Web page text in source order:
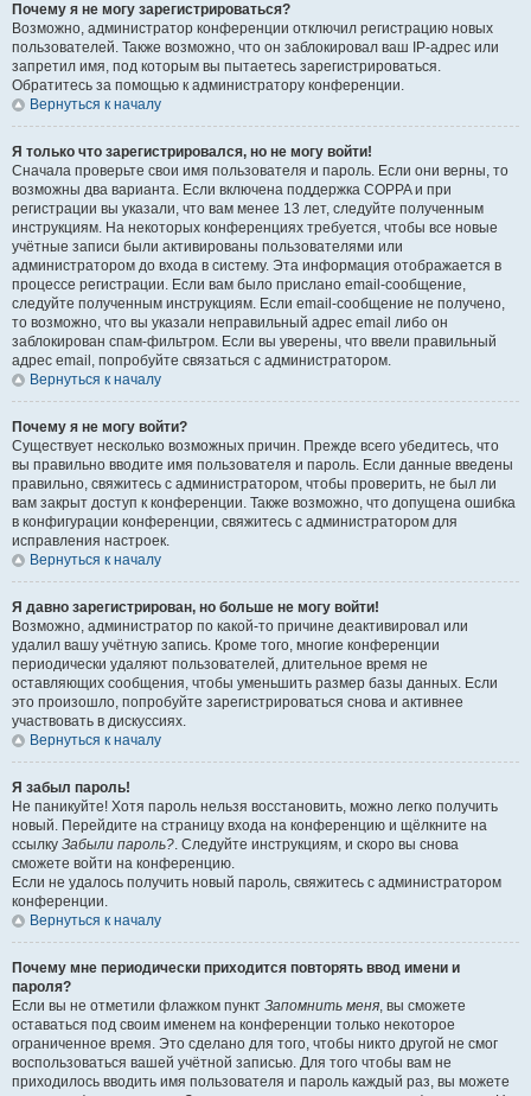
Почему я не могу зарегистрироваться?
Возможно, администратор конференции отключил регистрацию новых
пользователей. Также возможно, что он заблокировал ваш IP-адрес или
запретил имя, под которым вы пытаетесь зарегистрироваться.
Обратитесь за помощью к администратору конференции.
Вернуться к началу
Я только что зарегистрировался, но не могу войти!
Сначала проверьте свои имя пользователя и пароль. Если они верны, то
возможны два варианта. Если включена поддержка COPPA и при
регистрации вы указали, что вам менее 13 лет, следуйте полученным
инструкциям. На некоторых конференциях требуется, чтобы все новые
учётные записи были активированы пользователями или
администратором до входа в систему. Эта информация отображается в
процессе регистрации. Если вам было прислано email-сообщение,
следуйте полученным инструкциям. Если email-сообщение не получено,
то возможно, что вы указали неправильный адрес email либо он
заблокирован спам-фильтром. Если вы уверены, что ввели правильный
адрес email, попробуйте связаться с администратором.
Вернуться к началу
Почему я не могу войти?
Существует несколько возможных причин. Прежде всего убедитесь, что
вы правильно вводите имя пользователя и пароль. Если данные введены
правильно, свяжитесь с администратором, чтобы проверить, не был ли
вам закрыт доступ к конференции. Также возможно, что допущена ошибка
в конфигурации конференции, свяжитесь с администратором для
исправления настроек.
Вернуться к началу
Я давно зарегистрирован, но больше не могу войти!
Возможно, администратор по какой-то причине деактивировал или
удалил вашу учётную запись. Кроме того, многие конференции
периодически удаляют пользователей, длительное время не
оставляющих сообщения, чтобы уменьшить размер базы данных. Если
это произошло, попробуйте зарегистрироваться снова и активнее
участвовать в дискуссиях.
Вернуться к началу
Я забыл пароль!
Не паникуйте! Хотя пароль нельзя восстановить, можно легко получить
новый. Перейдите на страницу входа на конференцию и щёлкните на
ссылку Забыли пароль?. Следуйте инструкциям, и скоро вы снова
сможете войти на конференцию.
Если не удалось получить новый пароль, свяжитесь с администратором
конференции.
Вернуться к началу
Почему мне периодически приходится повторять ввод имени и
пароля?
Если вы не отметили флажком пункт Запомнить меня, вы сможете
оставаться под своим именем на конференции только некоторое
ограниченное время. Это сделано для того, чтобы никто другой не смог
воспользоваться вашей учётной записью. Для того чтобы вам не
приходилось вводить имя пользователя и пароль каждый раз, вы можете